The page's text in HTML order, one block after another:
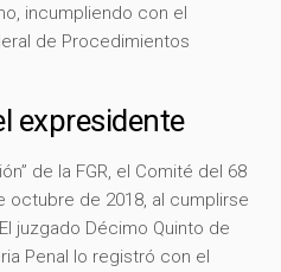
incumpliendo con el
de Procedimientos
expresidente
de la FGR, el Comité del 68
octubre de 2018, al cumplirse
juzgado Décimo Quinto de
Penal lo registró con el